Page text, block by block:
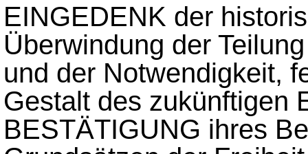
EINGEDENK der
Überwindung der
und der Notwendigkeit,
Gestalt des zukünftigen
BESTÄTIGUNG ihres